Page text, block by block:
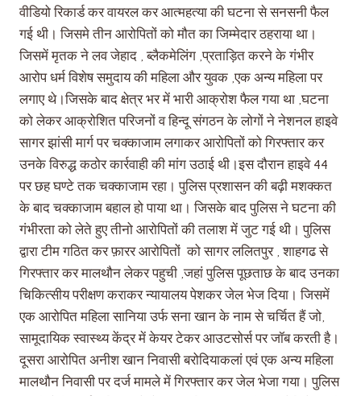
वीडियो रिकार्ड कर वायरल कर आत्महत्या की घटना से सनसनी फैल
गई थी। जिसमे तीन आरोपितों को मौत का जिम्मेदार ठहराया था।
जिसमें मृतक ने लव जेहाद , ब्लैकमेलिंग ,प्रताड़ित करने के गंभीर
आरोप धर्म विशेष समुदाय की महिला और युवक ,एक अन्य महिला पर
लगाए थे।जिसके बाद क्षेत्र भर में भारी आक्रोश फैल गया था ,घटना
को लेकर आक्रोशित परिजनों व हिन्दू संगठन के लोगों ने नेशनल हाइवे
सागर झांसी मार्ग पर चक्काजाम लगाकर आरोपितों को गिरफ्तार कर
उनके विरुद्ध कठोर कार्रवाही की मांग उठाई थी।इस दौरान हाइवे 44
पर छह घण्टे तक चक्काजाम रहा। पुलिस प्रशासन की बढ़ी मशक्कत
के बाद चक्काजाम बहाल हो पाया था। जिसके बाद पुलिस ने घटना की
गंभीरता को लेते हुए तीनो आरोपितों की तलाश में जुट गई थी। पुलिस
द्वारा टीम गठित कर फ़ारर आरोपितों को सागर ललितपुर , शाहगढ से
गिरफ्तार कर मालथौन लेकर पहुची ,जहां पुलिस पूछताछ के बाद उनका
चिकित्सीय परीक्षण कराकर न्यायालय पेशकर जेल भेज दिया। जिसमें
एक आरोपित महिला सानिया उर्फ सना खान के नाम से चर्चित हैं जो,
सामूदायिक स्वास्थ्य केंद्र में केयर टेकर आउटसोर्स पर जॉब करती है।
दूसरा आरोपित अनीश खान निवासी बरोदियाकलां एवं एक अन्य महिला
मालथौन निवासी पर दर्ज मामले में गिरफ्तार कर जेल भेजा गया। पुलिस